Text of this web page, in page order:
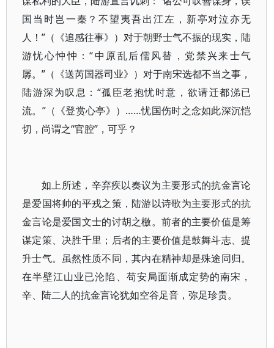
国当时岂一秦？不望夷吾出江左，新亭对泣亦无
人！”（《追感往事》）对于朝野士气不振的现实，陆
游忧心忡忡：“中原乱后儒风替，党禁兴来士气
孱。”（《送芮国器司业》）对于南宋选都不当之事，
陆游深为叹息：“孤臣老抱忧时意，欲请迁都涕已
流。”（《登赏心亭》）……忧国伤时之念如此深沉恺
切，尚谓之“官腔”，可乎？
如上所述，辛弃疾以奏议为主要形式的抗金言论
是爱国将帅的平戎之策，陆游以诗歌为主要形式的抗
金言论是爱国文士的讨胡之檄。前者的主要价值是筹
谋定策、决胜千里；后者的主要价值是鼓舞斗志、提
升士气。虽然性质不同，其内在精神却是殊途同归。
在半壁江山业已沦陷、苟安局面渐成定势的南宋，
辛、陆二人的抗金言论犹如空谷足音，弥足珍贵。